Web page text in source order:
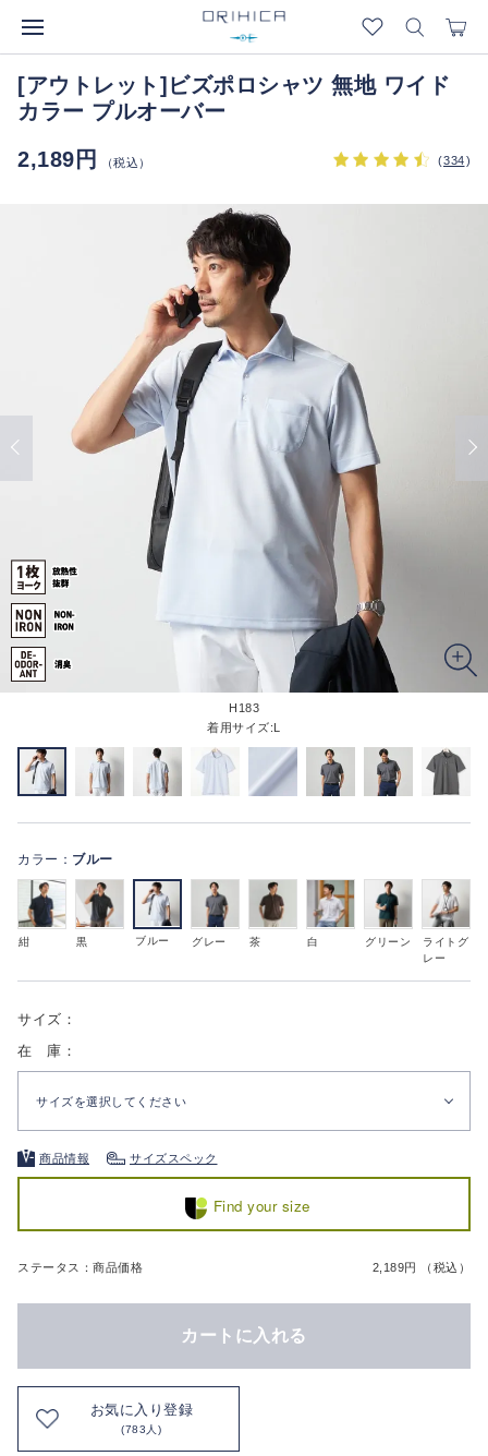
[アウトレット]ビズポロシャツ 無地 ワイド
カラー プルオーバー
2,189円
（税込） (334)
H183
着用サイズ:L
カラー： ブルー
紺 黒 ブルー グレー 茶 白 グリーン
ライトグ
レー
サイズ：
在 庫：
サイズを選択してください
商品情報 サイズスペック
Find your size
ステータス：商品価格 2,189円 （税込）
カートに入れる
お気に入り登録
(783人)